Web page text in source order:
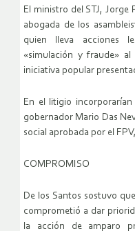
El ministro del STJ, Jorge
abogada de los
quien lleva acciones
«simulación y fraude»
iniciativa popular
En el litigio
gobernador Mario Das
social aprobada por el
COMPROMISO
De los Santos sostuvo
comprometió a dar
la acción de amparo